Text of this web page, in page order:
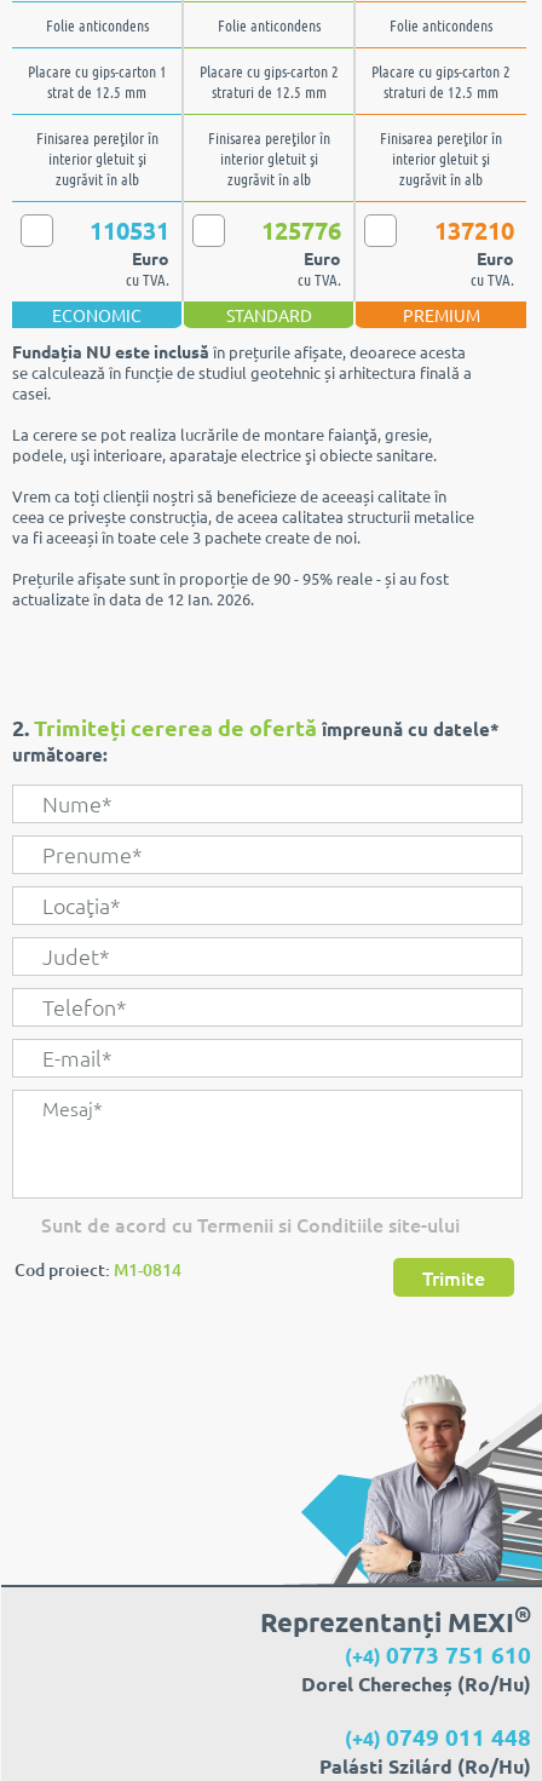
Folie anticondens Folie anticondens Folie anticondens
Placare cu gips-carton 1
strat de 12.5 mm
Placare cu gips-carton 2
straturi de 12.5 mm
Placare cu gips-carton 2
straturi de 12.5 mm
Finisarea pereţilor în
interior gletuit şi
zugrăvit în alb
Finisarea pereţilor în
interior gletuit şi
zugrăvit în alb
Finisarea pereţilor în
interior gletuit şi
zugrăvit în alb
110531
Euro
cu TVA.
125776
Euro
cu TVA.
137210
Euro
cu TVA.
ECONOMIC STANDARD
PREMIUM
Fundația NU este inclusă în prețurile afișate, deoarece acesta
se calculează în funcție de studiul geotehnic și arhitectura finală a
casei.
La cerere se pot realiza lucrările de montare faianţă, gresie,
podele, uşi interioare, aparataje electrice şi obiecte sanitare.
Vrem ca toți clienții noștri să beneficieze de aceeași calitate în
ceea ce privește construcția, de aceea calitatea structurii metalice
va fi aceeași în toate cele 3 pachete create de noi.
Prețurile afișate sunt în proporție de 90 - 95% reale - și au fost
actualizate în data de 12 Ian. 2026.
2.Trimiteți cererea de ofertă împreună cu datele*
următoare:
Sunt de acord cu Termenii si Conditiile site-ului
Cod proiect: M1-0814 Trimite
Reprezentanți MEXI®
(+4) 0773 751 610
Dorel Cherecheș (Ro/Hu)
(+4) 0749 011 448
Palásti Szilárd (Ro/Hu)